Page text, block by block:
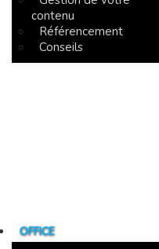
contenu
Référencement
Conseils
OFFICE